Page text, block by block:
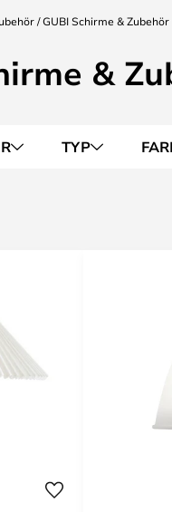
GUBI Schirme & Zubehör
&
TYP